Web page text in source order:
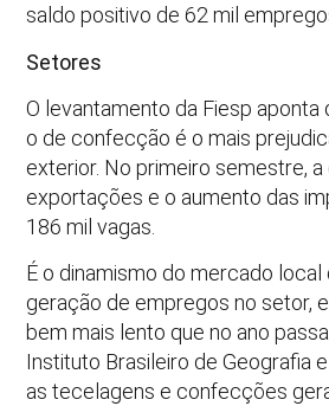
saldo positivo de 62 mil
Setores
O levantamento da Fiesp
o de confecção é o mais
exterior. No primeiro semestre, a
exportações e o aumento das
186 mil vagas.
É o dinamismo do mercado local
geração de empregos no setor,
bem mais lento que no ano
Instituto Brasileiro de Geografia
as tecelagens e confecções